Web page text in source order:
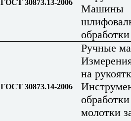
ГОСТ 30873.13-2006
Машины
ГОСТ 30873.14-2006
Ручные
на
молотки